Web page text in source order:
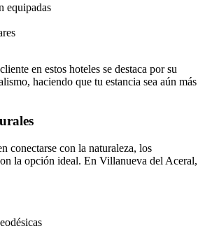
equipadas
en estos hoteles se destaca por su
haciendo que tu estancia sea aún más
conectarse con la naturaleza, los
la opción ideal. En Villanueva del Aceral,